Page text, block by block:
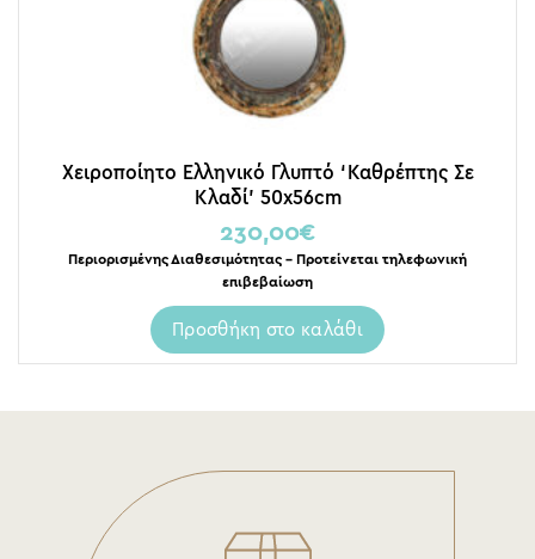
Χειροποίητο Ελληνικό Γλυπτό ‘Καθρέπτης Σε
Κλαδί’ 50x56cm
230,00€
Περιορισμένης Διαθεσιμότητας – Προτείνεται τηλεφωνική
επιβεβαίωση
Προσθήκη στο καλάθι